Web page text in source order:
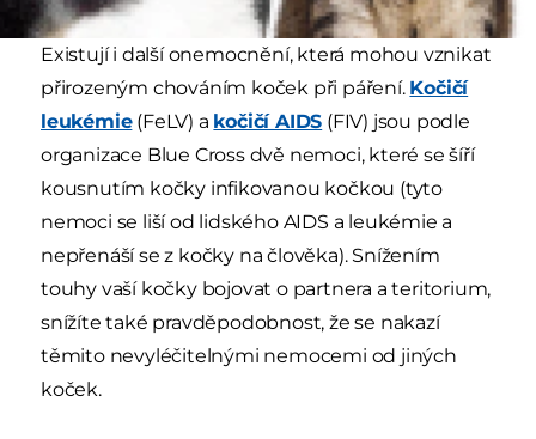
Existují i další onemocnění, která mohou vznikat
přirozeným chováním koček při páření. Kočičí
leukémie(FeLV) a kočičí AIDS (FIV) jsou podle
organizace Blue Cross dvě nemoci, které se šíří
kousnutím kočky infikovanou kočkou (tyto
nemoci se liší od lidského AIDS a leukémie a
nepřenáší se z kočky na člověka). Snížením
touhy vaší kočky bojovat o partnera a teritorium,
snížíte také pravděpodobnost, že se nakazí
těmito nevyléčitelnými nemocemi od jiných
koček.